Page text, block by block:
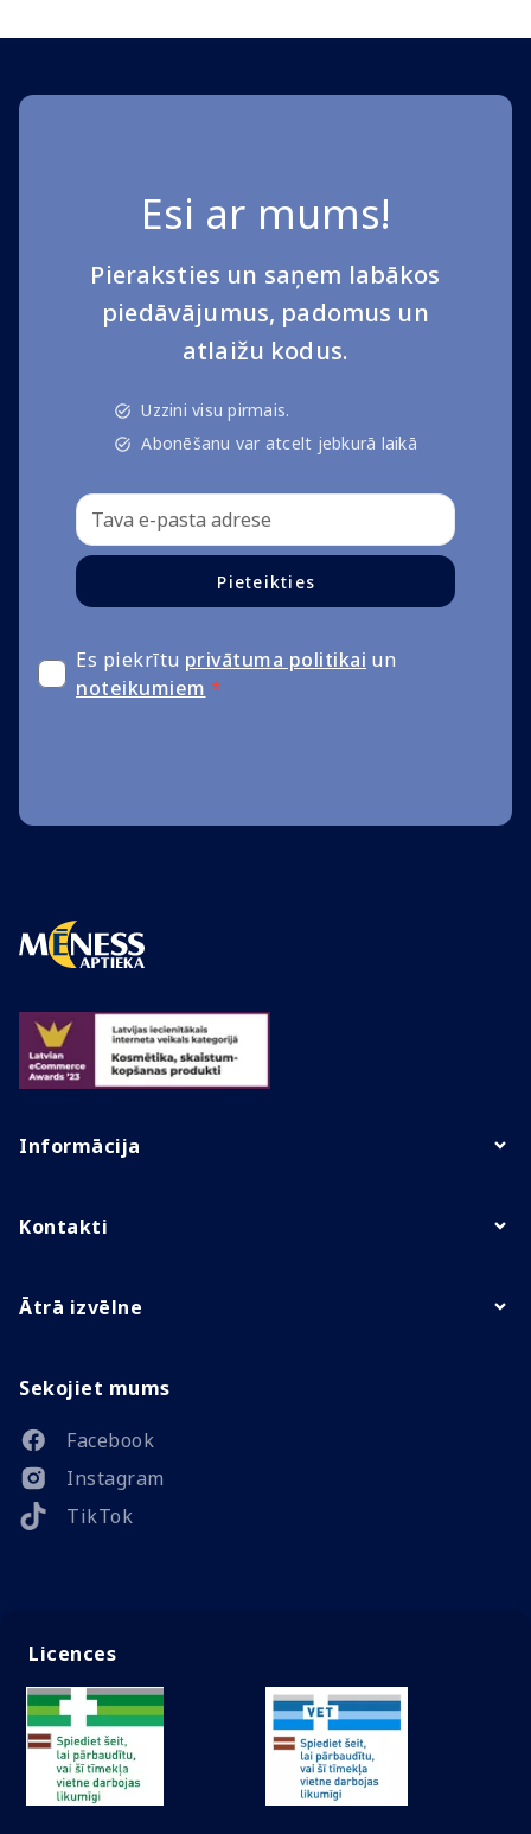
Esi ar mums!
Pieraksties un saņem labākos
piedāvājumus, padomus un
atlaižu kodus.
Uzzini visu pirmais.
Abonēšanu var atcelt jebkurā laikā
Pieteikties
Es piekrītu privātuma politikai un
noteikumiem *
Informācija
Kontakti
Ātrā izvēlne
Sekojiet mums
Facebook
Instagram
TikTok
Licences